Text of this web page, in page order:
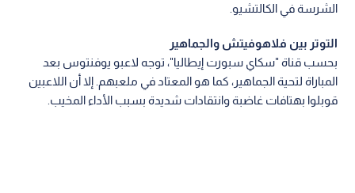
الشرسة في الكالتشيو.
التوتر بين فلاهوفيتش والجماهير
بحسب قناة "سكاي سبورت إيطاليا"، توجه لاعبو يوفنتوس بعد
المباراة لتحية الجماهير، كما هو المعتاد في ملعبهم. إلا أن اللاعبين
قوبلوا بهتافات غاضبة وانتقادات شديدة بسبب الأداء المخيب.